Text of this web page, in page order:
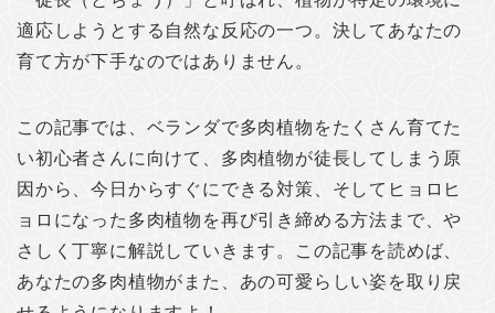
適応しようとする自然な反応の一つ。決してあなたの
育て方が下手なのではありません。
この記事では、ベランダで多肉植物をたくさん育てた
い初心者さんに向けて、多肉植物が徒長してしまう原
因から、今日からすぐにできる対策、そしてヒョロヒ
ョロになった多肉植物を再び引き締める方法まで、や
さしく丁寧に解説していきます。この記事を読めば、
あなたの多肉植物がまた、あの可愛らしい姿を取り戻